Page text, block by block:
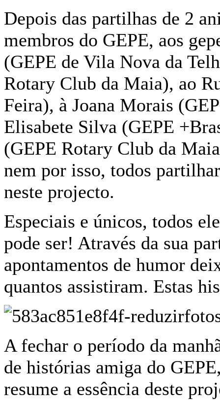
Depois das partilhas de 2
membros do GEPE, aos
(GEPE de Vila Nova da
Rotary Club da Maia), ao
Feira), à Joana Morais
Elisabete Silva (GEPE
(GEPE Rotary Club da
nem por isso, todos
neste projecto.
Especiais e únicos, todos
pode ser! Através da sua
apontamentos de humor
quantos assistiram. Estas
A fechar o período da
de histórias amiga do
resume a essência deste